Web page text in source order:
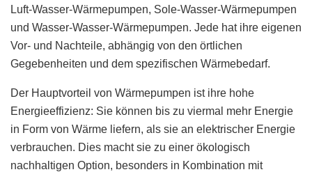
Luft-Wasser-Wärmepumpen, Sole-Wasser-Wärmepumpen
und Wasser-Wasser-Wärmepumpen. Jede hat ihre eigenen
Vor- und Nachteile, abhängig von den örtlichen
Gegebenheiten und dem spezifischen Wärmebedarf.
Der Hauptvorteil von Wärmepumpen ist ihre hohe
Energieeffizienz: Sie können bis zu viermal mehr Energie
in Form von Wärme liefern, als sie an elektrischer Energie
verbrauchen. Dies macht sie zu einer ökologisch
nachhaltigen Option, besonders in Kombination mit